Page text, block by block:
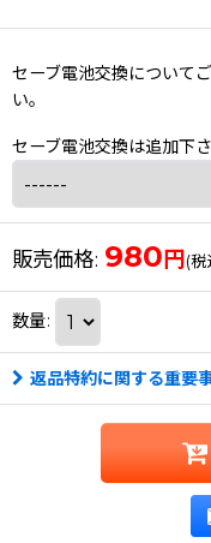
セーブ電池交換についてご
い。
セーブ電池交換は追加下
販売価格: 980円(税
数量:
返品特約に関する重要